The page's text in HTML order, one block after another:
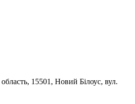
15501, Новий Білоус, вул.